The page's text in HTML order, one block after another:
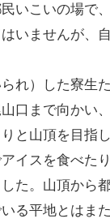
いこいの場で
いませんが、
れ）した寮生
口まで向かい
と山頂を目指し
イスを食べた
た。山頂から
る平地とはま